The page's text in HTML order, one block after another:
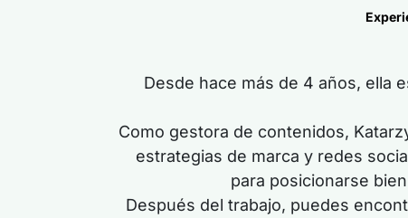
Desde hace más de 4 años, ella
Como gestora de contenidos,
estrategias de marca y redes
para posicionarse
Después del trabajo, puedes